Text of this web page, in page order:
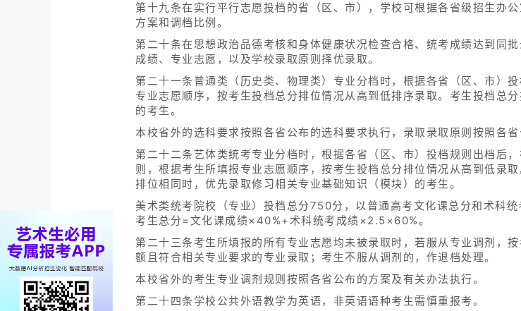
第十九条在实行平行志愿投档的省（区、市），学校可根据各省级招生办
方案和调档比例。
第二十条在思想政治品德考核和身体健康状况检查合格、统考成绩达到同
成绩、专业志愿，以及学校录取原则择优录取。
第二十一条普通类（历史类、物理类）专业分档时，根据各省（区、市）
专业志愿顺序，按考生投档总分排位情况从高到低排序录取。考生投档总
的考生。
本校省外的选科要求按照各省公布的选科要求执行，录取录取原则按照各省
第二十二条艺体类统考专业分档时，根据各省（区、市）投档规则出档后
则，根据考生所填报专业志愿顺序，按考生投档总分排位情况从高到低录
排位相同时，优先录取修习相关专业基础知识（模块）的考生。
美术类统考院校（专业）投档总分750分，以普通高考文化课总分和术科
考生总分=文化课成绩×40%+术科统考成绩×2.5×60%。
第二十三条考生所填报的所有专业志愿均未被录取时，若服从专业调剂，
额且符合相关专业要求的专业录取；考生不服从调剂的，作退档处理。
本校省外的考生专业调剂规则按照各省公布的方案及有关办法执行。
第二十四条学校公共外语教学为英语，非英语语种考生需慎重报考。